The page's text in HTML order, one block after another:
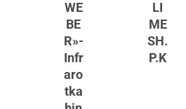
WE
BE
R»-
Infr
aro
tka
LI
ME
SH.
P.K